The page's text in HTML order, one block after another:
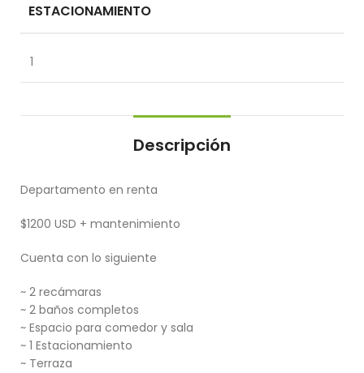
ESTACIONAMIENTO
1
Descripción
Departamento en renta
$1200 USD + mantenimiento
Cuenta con lo siguiente
~ 2 recámaras
~ 2 baños completos
~ Espacio para comedor y sala
~ 1 Estacionamiento
~ Terraza